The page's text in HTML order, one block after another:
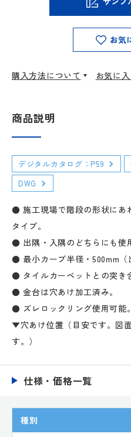
お気
購入方法について お気に
商品説明
デジタルカタログ：P59
DWG
● 施工現場で階段の形状にあ
タイプ。
● 出隅・入隅のどちらにも使
● 最小カーブ半径・500mm（
● タイルカーペットとの突き
● 金台は穴あけ加工済み。
● ズレロックリング使用可能
▼穴あけ位置（目安です。図
す。）
仕様・価格一覧
種別